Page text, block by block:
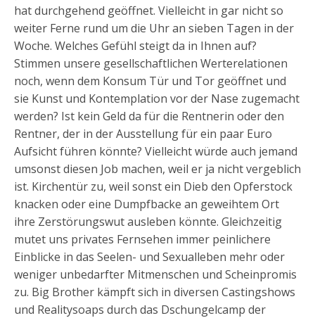
hat durchgehend geöffnet. Vielleicht in gar nicht so
weiter Ferne rund um die Uhr an sieben Tagen in der
Woche. Welches Gefühl steigt da in Ihnen auf?
Stimmen unsere gesellschaftlichen Werterelationen
noch, wenn dem Konsum Tür und Tor geöffnet und
sie Kunst und Kontemplation vor der Nase zugemacht
werden? Ist kein Geld da für die Rentnerin oder den
Rentner, der in der Ausstellung für ein paar Euro
Aufsicht führen könnte? Vielleicht würde auch jemand
umsonst diesen Job machen, weil er ja nicht vergeblich
ist. Kirchentür zu, weil sonst ein Dieb den Opferstock
knacken oder eine Dumpfbacke an geweihtem Ort
ihre Zerstörungswut ausleben könnte. Gleichzeitig
mutet uns privates Fernsehen immer peinlichere
Einblicke in das Seelen- und Sexualleben mehr oder
weniger unbedarfter Mitmenschen und Scheinpromis
zu. Big Brother kämpft sich in diversen Castingshows
und Realitysoaps durch das Dschungelcamp der